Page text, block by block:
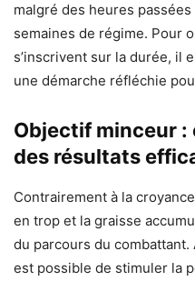
malgré des heures
semaines de régime. Pour
s’inscrivent sur la durée, il
une démarche réfléchie
Objectif minceur
des résultats
Contrairement à la
en trop et la graisse
du parcours du
est possible de stimuler la